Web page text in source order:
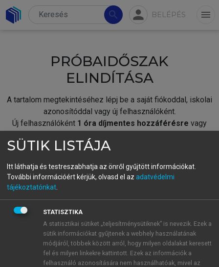
search person BELÉPÉS menu
PRÓBAIDŐSZAK
ELINDÍTÁSA
A tartalom megtekintéséhez lépj be a saját fiókoddal, iskolai
azonosítóddal vagy új felhasználóként.
Új felhasználóként 1 óra díjmentes hozzáférésre vagy
fiókoddal,vagy hozz létre új fiókot.
A regisztráció után apróbaidőszakautomatikusan
BELÉPÉS SAJÁT FIÓKKAL
ÚJ FIÓK LÉTREHOZÁSA
1 óra díjmentes hozzáférés
SÜTIK LISTÁJA
Itt láthatja és testreszabhatja az önről gyűjtött információkat.
További információért kérjük, olvasd el az adatvédelmi
tájékoztatónkat
STATISZTIKA
A statisztikai sütiket „teljesítménysütiknek” is nevezik. Ezek a
sütik információkat gyűjtenek a webhely használatának
módjáról, többek között arról, hogy milyen oldalakat keresett
fel és milyen linkekre kattintott. Ezek az információk a
felhasználó azonosítására nem használhatóak, mivel az